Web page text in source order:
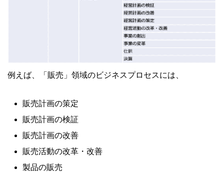
例えば、「販売」領域のビジネスプロセスには、
販売計画の策定
販売計画の検証
販売計画の改善
販売活動の改革・改善
製品の販売